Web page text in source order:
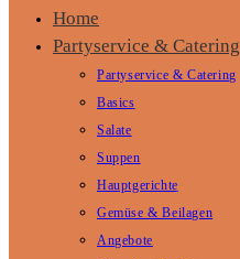
Home
Partyservice & Catering
Partyservice & Catering
Basics
Salate
Suppen
Hauptgerichte
Gemüse & Beilagen
Angebote